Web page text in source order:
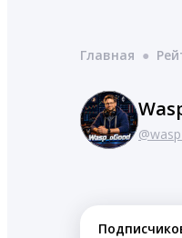
Главная ●